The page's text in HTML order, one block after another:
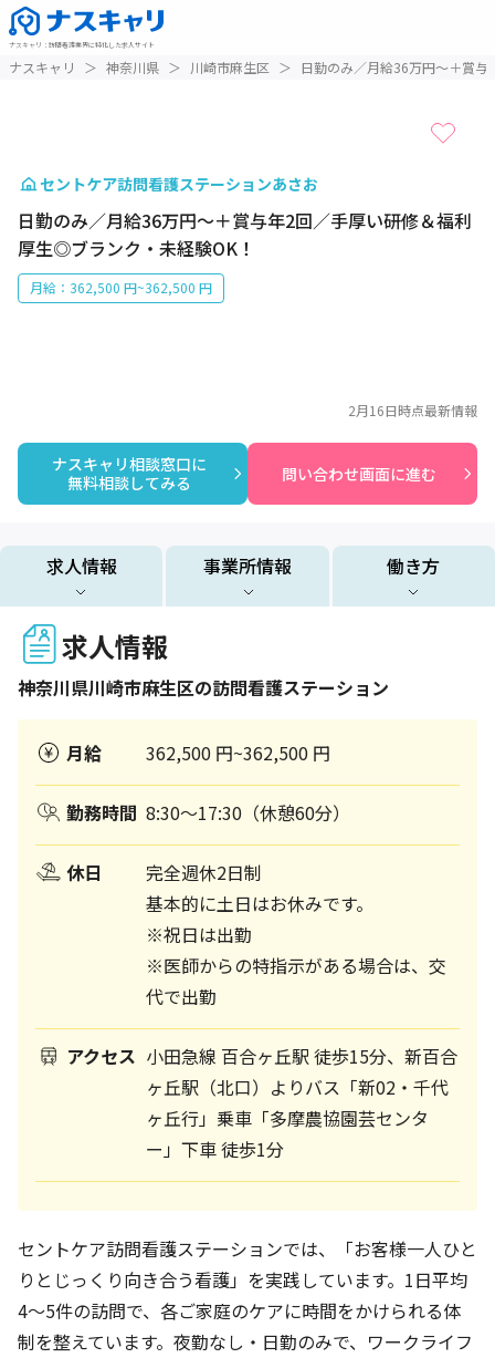
ナスキャリ ： 訪問看護業界に特化した求人サイト
ナスキャリ ＞ 神奈川県 ＞ 川崎市麻生区 ＞ 日勤のみ／月給36万円〜＋賞
セントケア訪問看護ステーションあさお
日勤のみ／月給36万円〜＋賞与年2回／手厚い研修＆福利
厚生◎ブランク・未経験OK！
月給：362,500 円~362,500 円
ナスキャリ相談窓口に
無料相談してみる
問い合わせ画面に進む
2月16日時点最新情報
求人情報 事業所情報 働き方
求人情報
神奈川県川崎市麻生区の訪問看護ステーション
月給 362,500 円~362,500 円
勤務時間 8:30〜17:30（休憩60分）
休日
完全週休2日制
基本的に土日はお休みです。
※祝日は出勤
※医師からの特指示がある場合は、交
代で出勤
アクセス 小田急線 百合ヶ丘駅 徒歩15分、新百合
ヶ丘駅（北口）よりバス「新02・千代
ヶ丘行」乗車「多摩農協園芸センタ
ー」下車 徒歩1分
セントケア訪問看護ステーションでは、「お客様一人ひと
りとじっくり向き合う看護」を実践しています。1日平均
4〜5件の訪問で、各ご家庭のケアに時間をかけられる体
制を整えています。夜勤なし・日勤のみで、ワークライフ